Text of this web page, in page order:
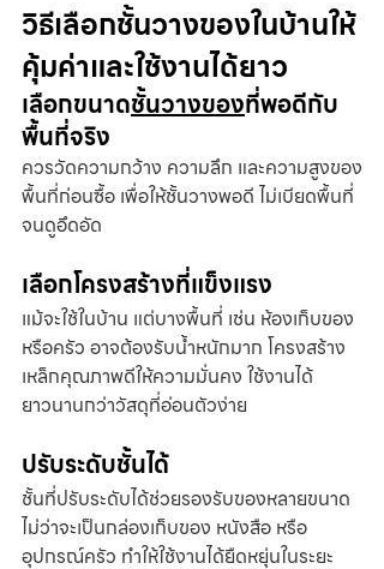
วิธีเลือกชั้นวางของในบ้านให้
คุ้มค่าและใช้งานได้ยาว
เลือกขนาดชั้นวางของที่พอดีกับ
พื้นที่จริง
ควรวัดความกว้าง ความลึก และความสูงของ
พื้นที่ก่อนซื้อ เพื่อให้ชั้นวางพอดี ไม่เบียดพื้นที่
จนดูอึดอัด
เลือกโครงสร้างที่แข็งแรง
แม้จะใช้ในบ้าน แต่บางพื้นที่ เช่น ห้องเก็บของ
หรือครัว อาจต้องรับน้ำหนักมาก โครงสร้าง
เหล็กคุณภาพดีให้ความมั่นคง ใช้งานได้
ยาวนานกว่าวัสดุที่อ่อนตัวง่าย
ปรับระดับชั้นได้
ชั้นที่ปรับระดับได้ช่วยรองรับของหลายขนาด
ไม่ว่าจะเป็นกล่องเก็บของ หนังสือ หรือ
อุปกรณ์ครัว ทำให้ใช้งานได้ยืดหยุ่นในระยะ